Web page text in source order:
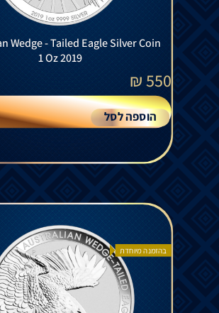
Wedge - Tailed Eagle Silver Coin
1 Oz 2019
550
₪
הוספה לסל
בהזמנה מיוחדת